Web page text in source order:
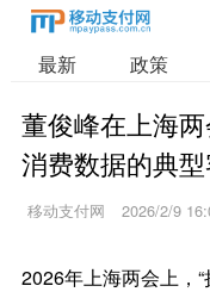
最新 政策
董俊峰在上海
消费数据的典
移动支付网 2026/2/9
2026年上海两会上，“